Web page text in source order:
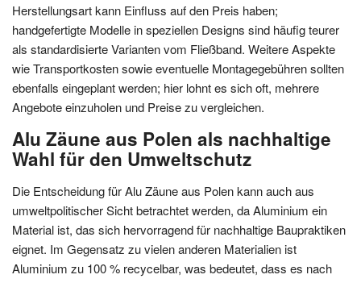
Herstellungsart kann Einfluss auf den Preis haben;
handgefertigte Modelle in speziellen Designs sind häufig teurer
als standardisierte Varianten vom Fließband. Weitere Aspekte
wie Transportkosten sowie eventuelle Montagegebühren sollten
ebenfalls eingeplant werden; hier lohnt es sich oft, mehrere
Angebote einzuholen und Preise zu vergleichen.
Alu Zäune aus Polen als nachhaltige
Wahl für den Umweltschutz
Die Entscheidung für Alu Zäune aus Polen kann auch aus
umweltpolitischer Sicht betrachtet werden, da Aluminium ein
Material ist, das sich hervorragend für nachhaltige Baupraktiken
eignet. Im Gegensatz zu vielen anderen Materialien ist
Aluminium zu 100 % recycelbar, was bedeutet, dass es nach